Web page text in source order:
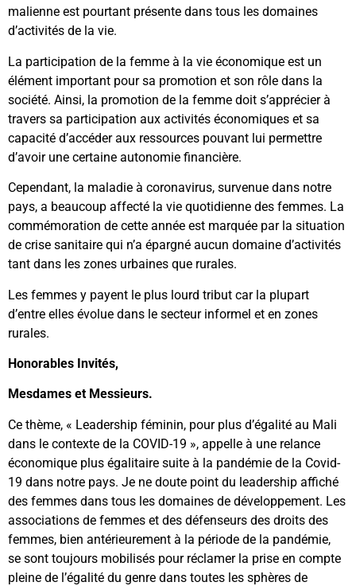
malienne est pourtant présente dans tous les domaines
d’activités de la vie.
La participation de la femme à la vie économique est un
élément important pour sa promotion et son rôle dans la
société. Ainsi, la promotion de la femme doit s’apprécier à
travers sa participation aux activités économiques et sa
capacité d’accéder aux ressources pouvant lui permettre
d’avoir une certaine autonomie financière.
Cependant, la maladie à coronavirus, survenue dans notre
pays, a beaucoup affecté la vie quotidienne des femmes. La
commémoration de cette année est marquée par la situation
de crise sanitaire qui n’a épargné aucun domaine d’activités
tant dans les zones urbaines que rurales.
Les femmes y payent le plus lourd tribut car la plupart
d’entre elles évolue dans le secteur informel et en zones
rurales.
Honorables Invités,
Mesdames et Messieurs.
Ce thème, « Leadership féminin, pour plus d’égalité au Mali
dans le contexte de la COVID-19 », appelle à une relance
économique plus égalitaire suite à la pandémie de la Covid-
19 dans notre pays. Je ne doute point du leadership affiché
des femmes dans tous les domaines de développement. Les
associations de femmes et des défenseurs des droits des
femmes, bien antérieurement à la période de la pandémie,
se sont toujours mobilisés pour réclamer la prise en compte
pleine de l’égalité du genre dans toutes les sphères de